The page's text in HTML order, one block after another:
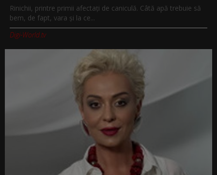
Rinichii, printre primii afectați de caniculă. Câtă apă trebuie să
bem, de fapt, vara și la ce...
Digi-World.tv